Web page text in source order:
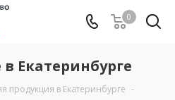
0
Екатеринбурге
продукция в Екатеринбурге -